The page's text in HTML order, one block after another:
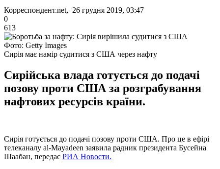
Корреспондент.net, 26 грудня 2019, 03:47
0
613
Фото: Getty Images
Сирія має намір судитися з США через нафту
Сирійська влада готується до подачі
позову проти США за розграбування
нафтових ресурсів країни.
Сирія готується до подачі позову проти США. Про це в ефірі
телеканалу al-Mayadeen заявила радник президента Бусейна
Шаабан, передає РИА Новости.